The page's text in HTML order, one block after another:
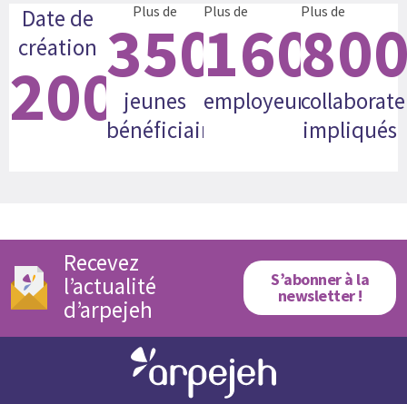
Date de
création
2008
Plus de
35000
jeunes
bénéficiaires
Plus de
160
employeurs
Plus de
impliqués
Recevez
l’actualité
d’arpejeh
S’abonner à la
newsletter !